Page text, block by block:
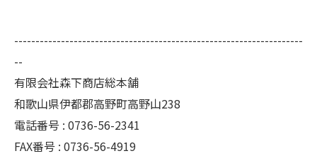
--------------------------------------------------------------------
--
有限会社森下商店総本舗
和歌山県伊都郡高野町高野山238
電話番号 : 0736-56-2341
FAX番号 : 0736-56-4919